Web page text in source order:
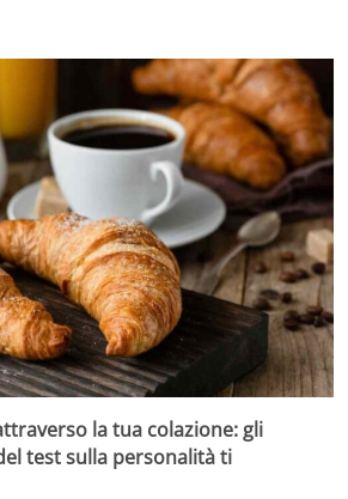
la tua colazione: gli
test sulla personalità ti